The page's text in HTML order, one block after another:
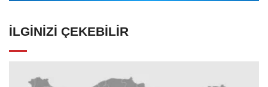
İLGINIZI ÇEKEBILIR